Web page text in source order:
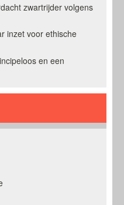
zwartrijder volgens
inzet voor ethische
en een